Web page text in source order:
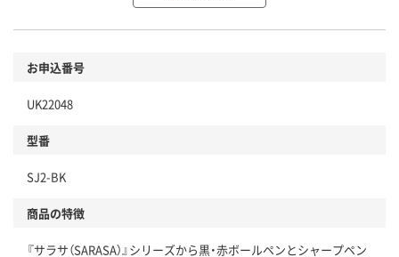
本体
仕組
お申込番号
UK22048
型番
SJ2-BK
商品の特徴
『サラサ（SARASA）』シリーズから黒・赤ボールペンとシャープペン